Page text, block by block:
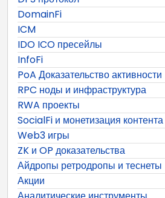
DomainFi
ICM
IDO ICO пресейлы
InfoFi
PoA Доказательство активности
RPC ноды и инфраструктура
RWA проекты
SocialFi и монетизация контента
Web3 игры
ZK и OP доказательства
Айдропы ретродропы и теснеты
Акции